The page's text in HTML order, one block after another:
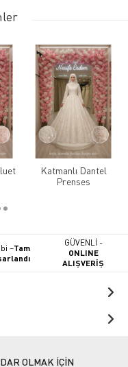
Katmanlı Dantel
Prenses
–Tam
GÜVENLİ -
ONLINE
ALIŞVERİŞ
OLMAK İÇİN